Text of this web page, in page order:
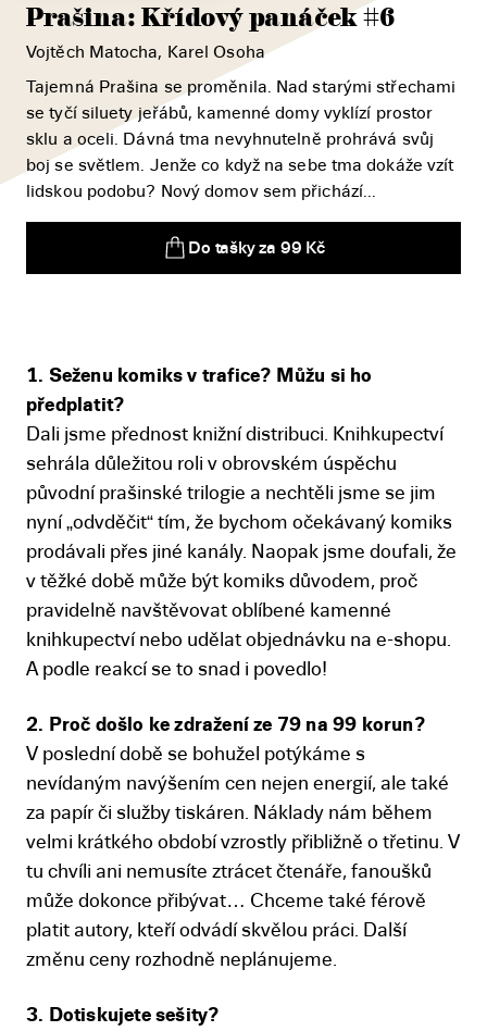
Prašina: Křídový panáček #6
Vojtěch Matocha, Karel Osoha
Tajemná Prašina se proměnila. Nad starými střechami
se tyčí siluety jeřábů, kamenné domy vyklízí prostor
sklu a oceli. Dávná tma nevyhnutelně prohrává svůj
boj se světlem. Jenže co když na sebe tma dokáže vzít
lidskou podobu? Nový domov sem přichází...
Do tašky za 99 Kč
1. Seženu komiks v trafice? Můžu si ho
předplatit?
Dali jsme přednost knižní distribuci. Knihkupectví
sehrála důležitou roli v obrovském úspěchu
původní prašinské trilogie a nechtěli jsme se jim
nyní „odvděčit“ tím, že bychom očekávaný komiks
prodávali přes jiné kanály. Naopak jsme doufali, že
v těžké době může být komiks důvodem, proč
pravidelně navštěvovat oblíbené kamenné
knihkupectví nebo udělat objednávku na e-shopu.
A podle reakcí se to snad i povedlo!
2. Proč došlo ke zdražení ze 79 na 99 korun?
V poslední době se bohužel potýkáme s
nevídaným navýšením cen nejen energií, ale také
za papír či služby tiskáren. Náklady nám během
velmi krátkého období vzrostly přibližně o třetinu. V
tu chvíli ani nemusíte ztrácet čtenáře, fanoušků
může dokonce přibývat… Chceme také férově
platit autory, kteří odvádí skvělou práci. Další
změnu ceny rozhodně neplánujeme.
3. Dotiskujete sešity?